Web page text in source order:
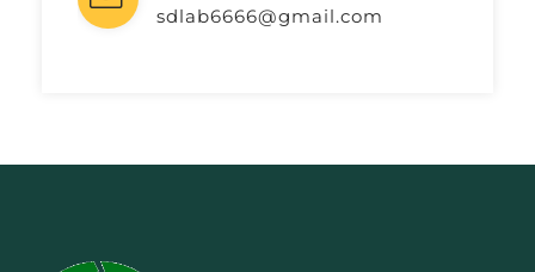
sdlab6666@gmail.com